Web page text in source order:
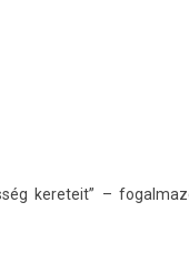
kereteit” –